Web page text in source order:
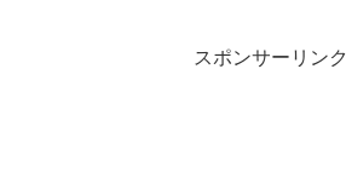
スポンサーリンク